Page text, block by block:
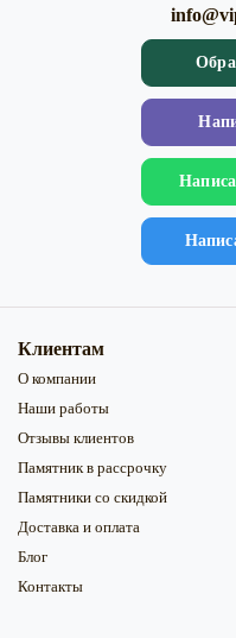
Клиентам
О компании
Наши работы
Отзывы клиентов
Памятник в рассрочку
Памятники со скидкой
Доставка и оплата
Блог
Контакты